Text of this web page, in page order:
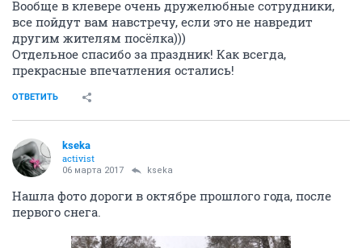
Вообще в клевере очень дружелюбные сотрудники,
все пойдут вам навстречу, если это не навредит
другим жителям посёлка)))
Отдельное спасибо за праздник! Как всегда,
прекрасные впечатления остались!
ОТВЕТИТЬ
kseka
activist
06 марта 2017 kseka
Нашла фото дороги в октябре прошлого года, после
первого снега.